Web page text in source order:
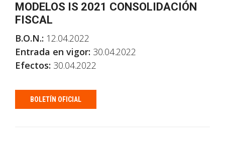
MODELOS IS 2021 CONSOLIDACIÓN
FISCAL
B.O.N.: 12.04.2022
Entrada en vigor: 30.04.2022
Efectos: 30.04.2022
BOLETÍN OFICIAL